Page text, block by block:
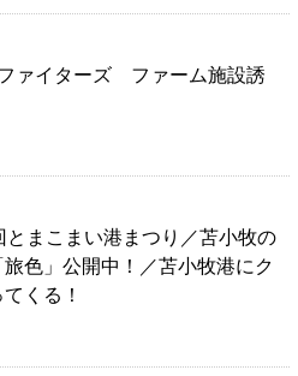
ァイターズ ファーム施設誘
まこまい港まつり／苫小牧の
色」公開中！／苫小牧港にク
くる！